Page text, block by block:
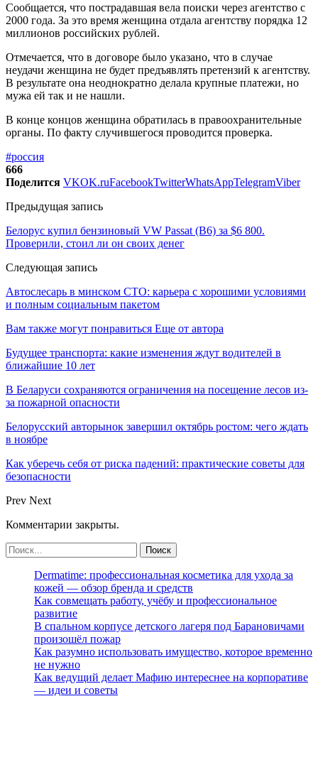
Сообщается, что пострадавшая вела поиски через агентство с
2000 года. За это время женщина отдала агентству порядка 12
миллионов российских рублей.
Отмечается, что в договоре было указано, что в случае
неудачи женщина не будет предъявлять претензий к агентству.
В результате она неоднократно делала крупные платежи, но
мужа ей так и не нашли.
В конце концов женщина обратилась в правоохранительные
органы. По факту случившегося проводится проверка.
#россия
666
Поделится VKOK.ruFacebookTwitterWhatsAppTelegramViber
Предыдущая запись
Белорус купил бензиновый VW Passat (B6) за $6 800.
Проверили, стоил ли он своих денег
Следующая запись
Автослесарь в минском СТО: карьера с хорошими условиями
и полным социальным пакетом
Вам также могут понравиться Еще от автора
Будущее транспорта: какие изменения ждут водителей в
ближайшие 10 лет
В Беларуси сохраняются ограничения на посещение лесов из-
за пожарной опасности
Белорусский авторынок завершил октябрь ростом: чего ждать
в ноябре
Как уберечь себя от риска падений: практические советы для
безопасности
Prev Next
Комментарии закрыты.
Dermatime: профессиональная косметика для ухода за
кожей — обзор бренда и средств
Как совмещать работу, учёбу и профессиональное
развитие
В спальном корпусе детского лагеря под Барановичами
произошёл пожар
Как разумно использовать имущество, которое временно
не нужно
Как ведущий делает Мафию интереснее на корпоративе
— идеи и советы